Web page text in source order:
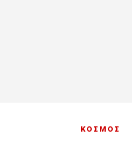
ΚΟΣΜΟΣ